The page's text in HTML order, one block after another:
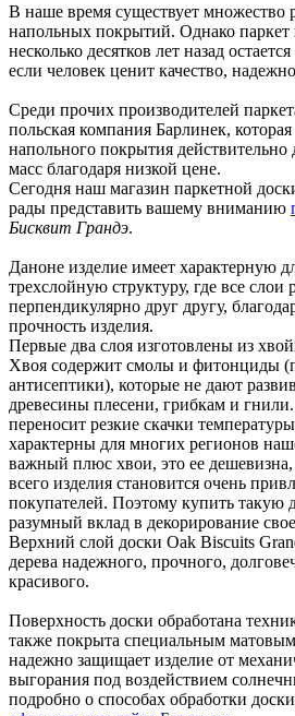
В наше время существует множество
напольных покрытий. Однако паркет
несколько десятков лет назад
если человек ценит качество,
Среди прочих производителей
польская компания Барлинек, которая
напольного покрытия
масс благодаря низкой цене.
Сегодня наш магазин паркетной
рады представить вашему вниманию
Бисквит Грандэ.
Даноне изделие имеет характерную
трехслойную структуру, где все
перпендикулярно друг другу,
прочность изделия.
Первые два слоя изготовлены из
Хвоя содержит смолы и фитонциды
антисептики), которые не дают
древесины плесени, грибкам и
переносит резкие скачки
характерны для многих регионов
важный плюс хвои, это ее дешевизна,
всего изделия становится очень
покупателей. Поэтому купить такую
разумный вклад в декорирование
Верхний слой доски Oak Biscuits
дерева надежного, прочного,
красивого.
Поверхность доски обработана
также покрыта специальным
надежно защищает изделие от
выгорания под воздействием
подробно о способах обработки